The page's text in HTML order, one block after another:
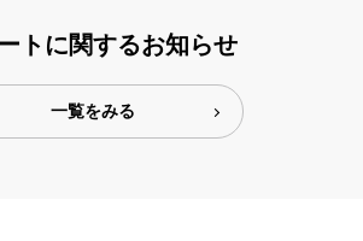
トに関するお知らせ
一覧をみる